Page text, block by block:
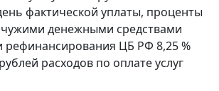
фактической уплаты, проценты
денежными средствами
рефинансирования ЦБ РФ 8,25 %
расходов по оплате услуг